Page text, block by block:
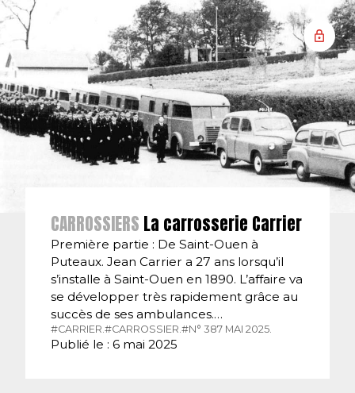
CARROSSIERS La carrosserie Carrier
Première partie : De Saint-Ouen à
Puteaux. Jean Carrier a 27 ans lorsqu’il
s’installe à Saint-Ouen en 1890. L’affaire va
se développer très rapidement grâce au
succès de ses ambulances.…
#CARRIER.#CARROSSIER.#N° 387 MAI 2025.
Publié le : 6 mai 2025